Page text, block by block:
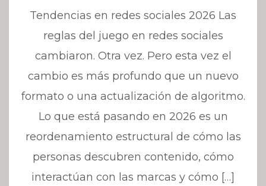
Tendencias en redes sociales 2026 Las
reglas del juego en redes sociales
cambiaron. Otra vez. Pero esta vez el
cambio es más profundo que un nuevo
formato o una actualización de algoritmo.
Lo que está pasando en 2026 es un
reordenamiento estructural de cómo las
personas descubren contenido, cómo
interactúan con las marcas y cómo […]